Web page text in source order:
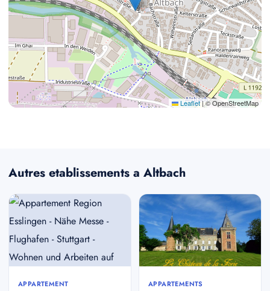
Leaflet|© OpenStreetMap
Autres etablissements a Altbach
APPARTEMENT APPARTEMENTS